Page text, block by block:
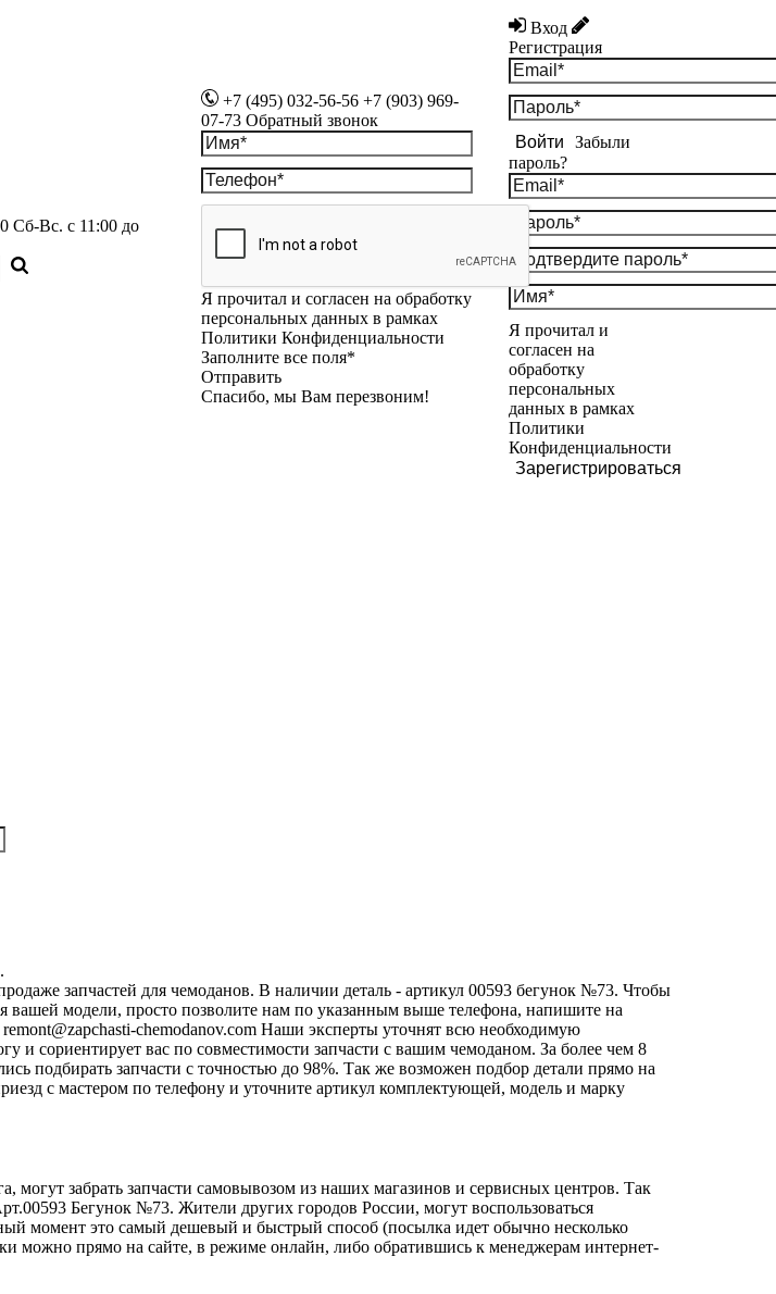
Сб-Вс. с 11:00 до
+7 (495) 032-56-56 +7 (903) 969-
07-73 Обратный звонок
Я прочитал и согласен на обработку
персональных данных в рамках
Политики Конфиденциальности
Заполните все поля*
Отправить
Спасибо, мы Вам перезвоним!
Вход
Регистрация
Войти
Забыли
пароль?
Я прочитал и
согласен на
обработку
персональных
данных в рамках
Политики
Конфиденциальности
Зарегистрироваться
запчастей для чемоданов. В наличии деталь - артикул 00593 бегунок №73. Чтобы
вашей модели, просто позволите нам по указанным выше телефона, напишите на
remont@zapchasti-chemodanov.comНаши эксперты уточнят всю необходимую
и сориентирует вас по совместимости запчасти с вашим чемоданом. За более чем 8
подбирать запчасти с точностью до 98%. Так же возможен подбор детали прямо на
с мастером по телефону и уточните артикул комплектующей, модель и марку
забрать запчасти самовывозом из наших магазинов и сервисных центров. Так
Бегунок №73. Жители других городов России, могут воспользоваться
момент это самый дешевый и быстрый способ (посылка идет обычно несколько
можно прямо на сайте, в режиме онлайн, либо обратившись к менеджерам интернет-